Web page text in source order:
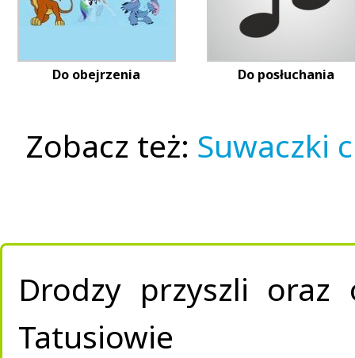
Do obejrzenia Do posłuchania
Zobacz też: Suwaczki
Drodzy przyszli oraz
Tatusiowie